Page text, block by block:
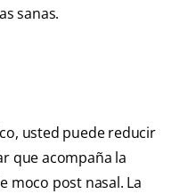
sanas.
usted puede reducir
que acompaña la
moco post nasal. La